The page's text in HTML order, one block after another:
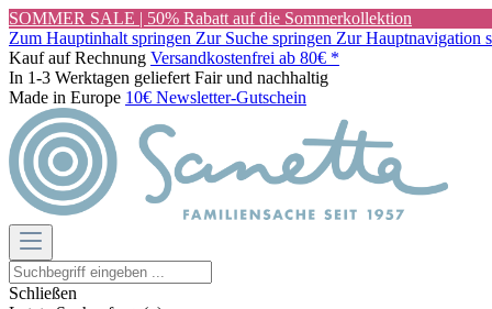
SOMMER SALE | 50% Rabatt auf die Sommerkollektion
Zum Hauptinhalt springen Zur Suche springen Zur Hauptnavigation
Kauf auf Rechnung Versandkostenfrei ab 80€ *
In 1-3 Werktagen geliefert Fair und nachhaltig
Made in Europe 10€ Newsletter-Gutschein
Schließen